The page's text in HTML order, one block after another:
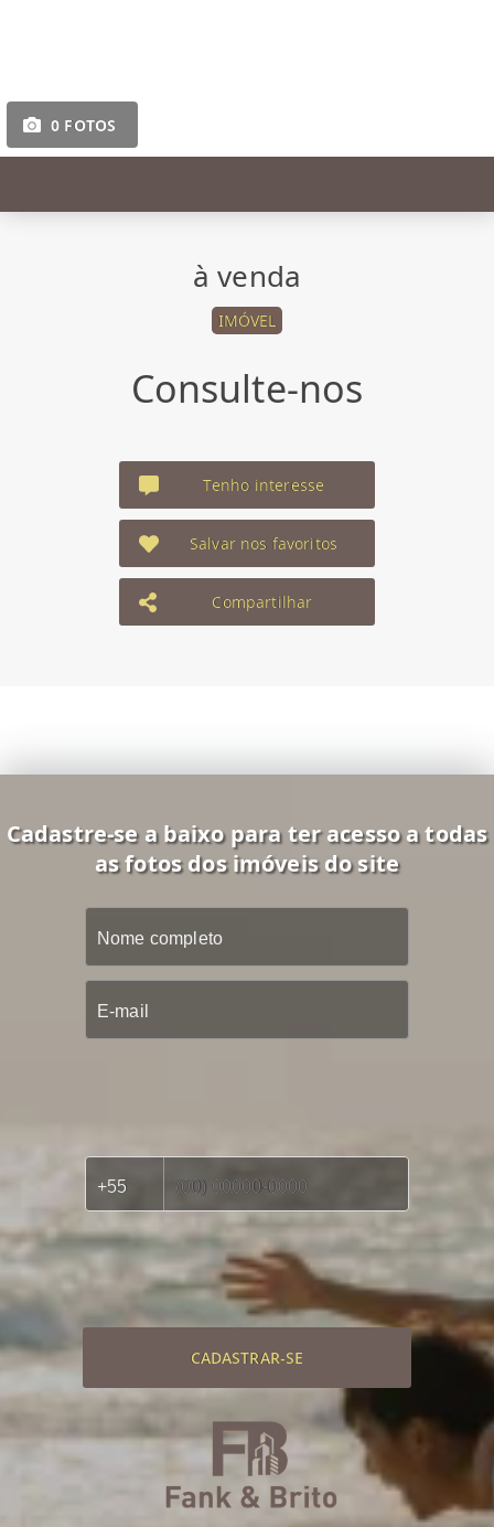
0 FOTOS
à venda
IMÓVEL
Consulte-nos
Tenho interesse
Salvar nos favoritos
Compartilhar
Cadastre-se a baixo para ter acesso a todas
as fotos dos imóveis do site
CADASTRAR-SE